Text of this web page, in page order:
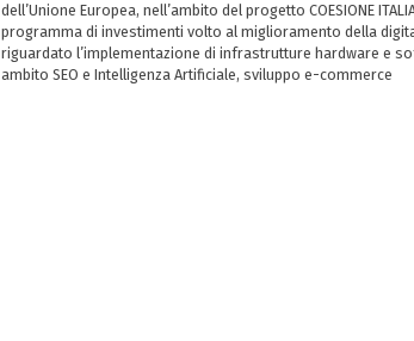
dell’Unione Europea, nell’ambito del progetto COESIONE
programma di investimenti volto al miglioramento della
riguardato l’implementazione di infrastrutture hardware e
ambito SEO e Intelligenza Artificiale, sviluppo e-commerce